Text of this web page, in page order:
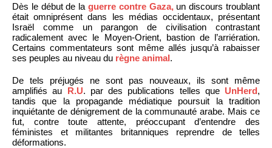
Dès le début de la guerre contre Gaza,un discours troublant
était omniprésent dans les médias occidentaux, présentant
Israël comme un parangon de civilisation contrastant
radicalement avec le Moyen-Orient, bastion de l’arriération.
Certains commentateurs sont même allés jusqu’à rabaisser
ses peuples au niveau du règne animal.
De tels préjugés ne sont pas nouveaux, ils sont même
amplifiés au R.U. par des publications telles que UnHerd,
tandis que la propagande médiatique poursuit la tradition
inquiétante de dénigrement de la communauté arabe. Mais ce
fut, contre toute attente, préoccupant d’entendre des
féministes et militantes britanniques reprendre de telles
déformations.